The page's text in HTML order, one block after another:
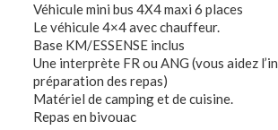
Véhicule mini bus 4X4 maxi 6 places
Le véhicule 4×4 avec chauffeur.
Base KM/ESSENSE inclus
Une interprète FR ou ANG (vous aidez
préparation des repas)
Matériel de camping et de cuisine.
Repas en bivouac